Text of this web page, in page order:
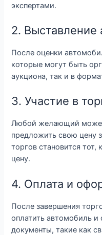
экспертами.
2. Выставление
После оценки
которые могут быть
аукциона, так и в
3. Участие в
Любой желающий может
предложить свою цену
торгов становится
цену.
4. Оплата и
После завершения
оплатить автомобиль
документы, такие как